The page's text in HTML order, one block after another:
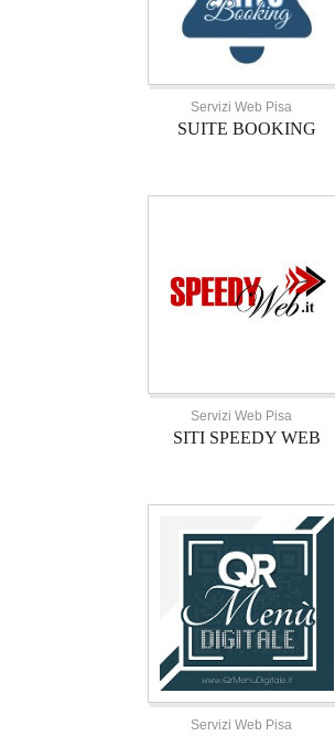
Servizi Web Pisa
SUITE BOOKING
Servizi Web Pisa
SITI SPEEDY WEB
Servizi Web Pisa